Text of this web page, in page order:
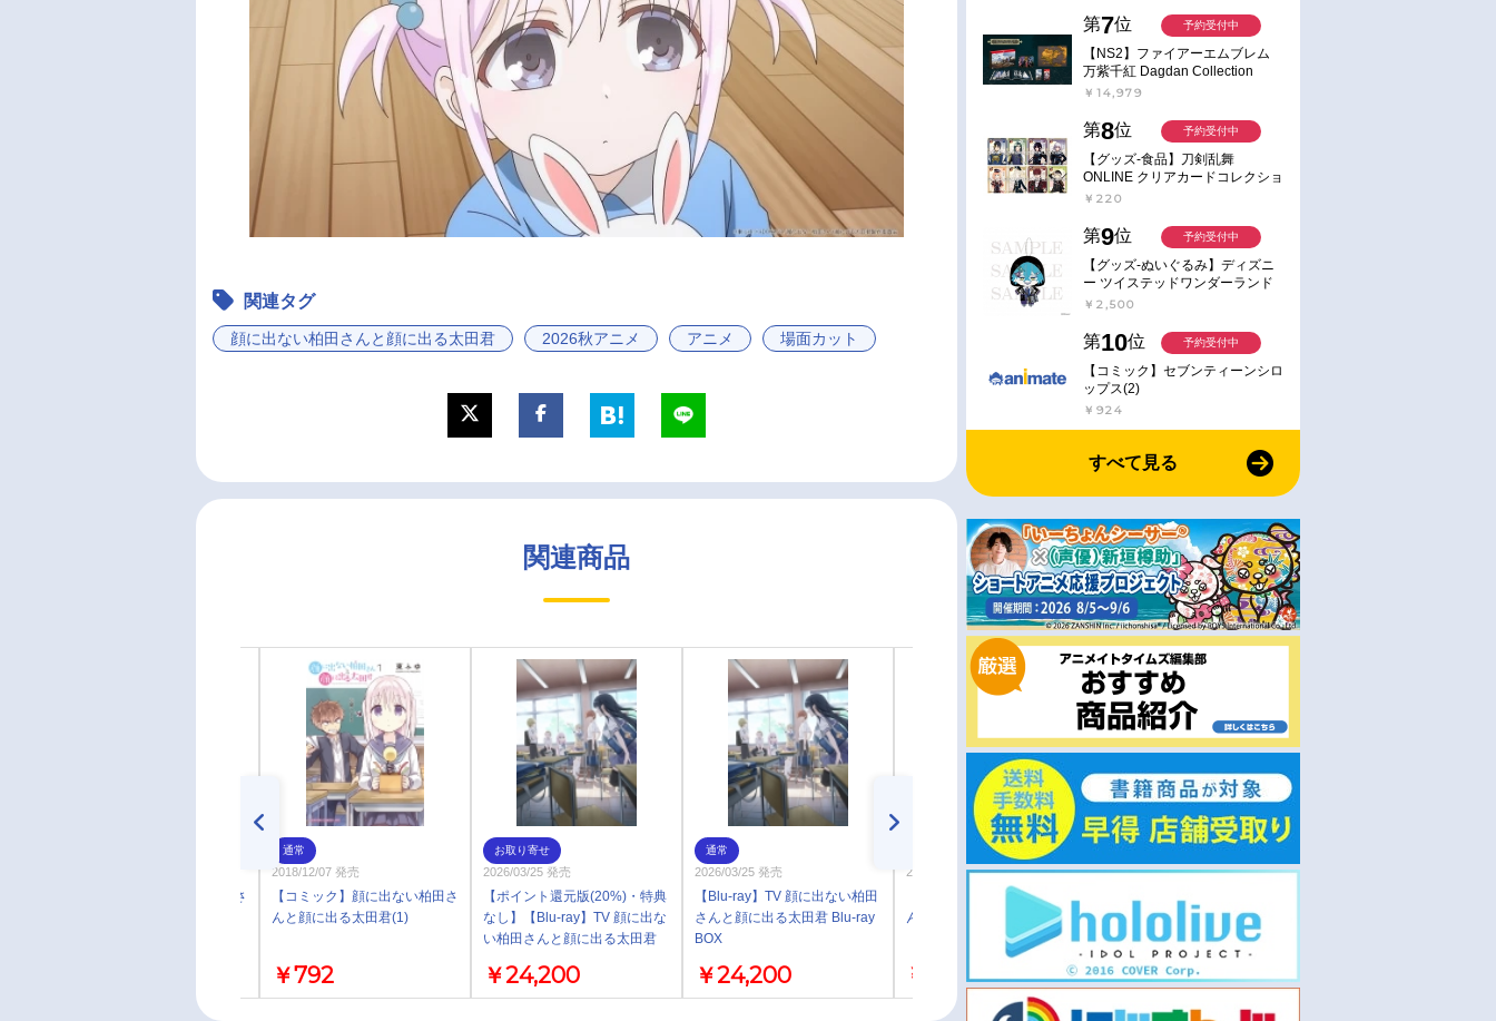
関連タグ
顔に出ない柏田さんと顔に出る太田君 2026秋アニメ アニメ 場面カット
関連商品
【コミック】顔に出ない柏田さ
通常
2018/12/07 発売
【コミック】顔に出ない柏田さ
んと顔に出る太田君(1)
￥792
お取り寄せ
2026/03/25 発売
【ポイント還元版(20%)・特典
なし】【Blu-ray】TV 顔に出な
い柏田さんと顔に出る太田君
￥24,200
通常
2026/03/25 発売
【Blu-ray】TV 顔に出ない柏田
さんと顔に出る太田君 Blu-ray
BOX
￥24,200
2025/12/09 発売
【コミック】顔に出ない柏田さ
んと顔に出る太田君+(3)
￥792
即取り
2025/12/03 発売
【音楽】TV 顔に出ない柏田さ
んと顔に出る太田君 ED「あま
のじゃくヒーロー」/三月のパ
ンタシア 期間生産限定盤
￥1,980
第7位
【NS2】ファイアーエムブレム
万紫千紅 Dagdan Collection
￥14,979
予約受付中
第8位
【グッズ-食品】刀剣乱舞
ONLINE クリアカードコレクショ
ンガム
￥220
予約受付中
第9位
【グッズ-ぬいぐるみ】ディズニ
ー ツイステッドワンダーランド
ミニミニぬいぐるみ(クラブ・ウ
￥2,500
予約受付中
第10位
【コミック】セブンティーンシロ
ップス(2)
￥924
予約受付中
すべて見る